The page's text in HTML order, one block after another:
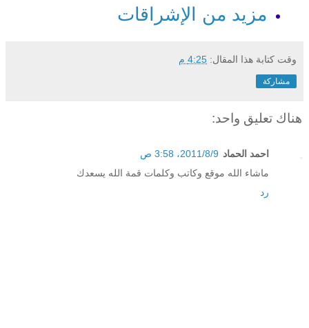
مزيد من الإشراقات
وقت كتابة هذا المقال: 4:25 م
مشاركة
هناك تعليق واحد:
احمد الحماد 9‏/8‏/2011، 3:58 ص
ماشاء الله موقع وكاتب وكلمات قمة الله يسعدك
رد